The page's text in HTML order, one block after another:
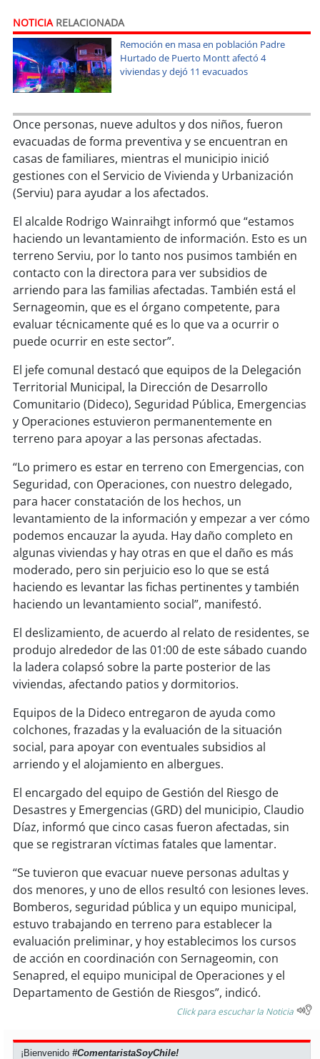
soyquillota
soysanantonio
soychillán
soysancarlos
soytalcahuano
soyconcepción
soycoronel
soyarauco
soytemuco
soy osorno
soypuertomontt
soychiloé
NOTICIARELACIONADA
Remoción en masa en población Padre
Hurtado de Puerto Montt afectó 4
viviendas y dejó 11 evacuados
Once personas, nueve adultos y dos niños, fueron
evacuadas de forma preventiva y se encuentran en
casas de familiares, mientras el municipio inició
gestiones con el Servicio de Vivienda y Urbanización
(Serviu) para ayudar a los afectados.
El alcalde Rodrigo Wainraihgt informó que “estamos
haciendo un levantamiento de información. Esto es un
terreno Serviu, por lo tanto nos pusimos también en
contacto con la directora para ver subsidios de
arriendo para las familias afectadas. También está el
Sernageomin, que es el órgano competente, para
evaluar técnicamente qué es lo que va a ocurrir o
puede ocurrir en este sector”.
El jefe comunal destacó que equipos de la Delegación
Territorial Municipal, la Dirección de Desarrollo
Comunitario (Dideco), Seguridad Pública, Emergencias
y Operaciones estuvieron permanentemente en
terreno para apoyar a las personas afectadas.
“Lo primero es estar en terreno con Emergencias, con
Seguridad, con Operaciones, con nuestro delegado,
para hacer constatación de los hechos, un
levantamiento de la información y empezar a ver cómo
podemos encauzar la ayuda. Hay daño completo en
algunas viviendas y hay otras en que el daño es más
moderado, pero sin perjuicio eso lo que se está
haciendo es levantar las fichas pertinentes y también
haciendo un levantamiento social”, manifestó.
El deslizamiento, de acuerdo al relato de residentes, se
produjo alrededor de las 01:00 de este sábado cuando
la ladera colapsó sobre la parte posterior de las
viviendas, afectando patios y dormitorios.
Equipos de la Dideco entregaron de ayuda como
colchones, frazadas y la evaluación de la situación
social, para apoyar con eventuales subsidios al
arriendo y el alojamiento en albergues.
El encargado del equipo de Gestión del Riesgo de
Desastres y Emergencias (GRD) del municipio, Claudio
Díaz, informó que cinco casas fueron afectadas, sin
que se registraran víctimas fatales que lamentar.
“Se tuvieron que evacuar nueve personas adultas y
dos menores, y uno de ellos resultó con lesiones leves.
Bomberos, seguridad pública y un equipo municipal,
estuvo trabajando en terreno para establecer la
evaluación preliminar, y hoy establecimos los cursos
de acción en coordinación con Sernageomin, con
Senapred, el equipo municipal de Operaciones y el
Departamento de Gestión de Riesgos”, indicó.
Click para escuchar la Noticia
¡Bienvenido#ComentaristaSoyChile!